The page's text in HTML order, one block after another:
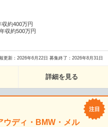
約400万円
収約500万円
更新：2026年6月22日 募集終了：2026年8月31日
詳細を見る
ウディ・BMW・メル